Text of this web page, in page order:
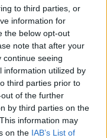
to third parties, or
information for
the below opt-out
note that after your
continue seeing
information utilized by
third parties prior to
of the further
by third parties on the
information may
on the IAB’s List of
és középkategóriás
vége.
- ekkor
az új
18 Pro modellek
Ultra is
szóló
a rajtot.